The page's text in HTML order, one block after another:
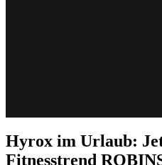
Hyrox im Urlaub:
Fitnesstrend